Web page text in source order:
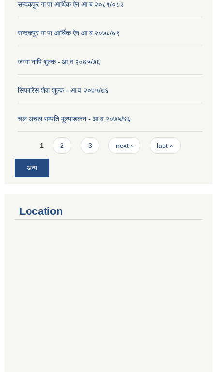
सन्दकपुर गा पा आर्थिक ऐन आ ब २०८१/०८२
सन्दकपुर गा पा आर्थिक ऐन आ ब २०७८/७९
जग्गा नापि शुल्क - आ.व २०७५/७६
सिफारिस शेवा शुल्क - आ.व २०७५/७६
चल अचल सम्पति मूल्याङकन - आ.व २०७५/७६
Pages
1 2 3 next › last »
अन्य
Location